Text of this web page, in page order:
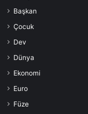
Başkan
Çocuk
Dev
Dünya
Ekonomi
Euro
Füze